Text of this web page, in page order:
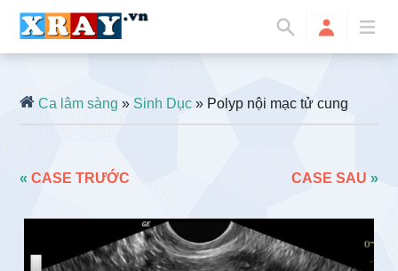
Ca lâm sàng »Sinh Dục » Polyp nội mạc tử cung
«CASE TRƯỚC CASE SAU »